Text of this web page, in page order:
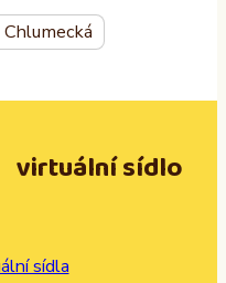
virtuální sídlo
sídla